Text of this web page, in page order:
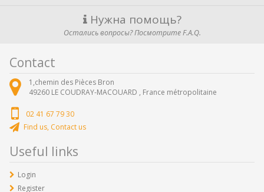
Нужна помощь?
Остались вопросы? Посмотрите F.A.Q.
Contact
1,chemin des Pièces Bron
49260 LE COUDRAY-MACOUARD , France métropolitaine
02 41 67 79 30
Find us, Contact us
Useful links
Login
Register